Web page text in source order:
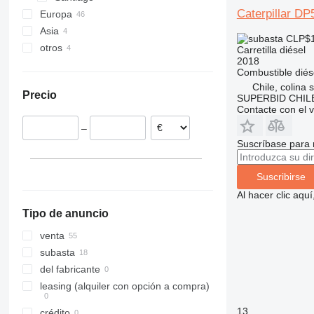
Europa
Bélgica
Francia
Asia
otros
Precio
–
Tipo de anuncio
venta
subasta
del fabricante
leasing (alquiler con opción a compra)
Caterpillar
Carretilla diésel
2018
Combustible
Chile, colina
SUPERBID
Contacte con el
Suscríbase para
Suscribirse
Al hacer clic
13